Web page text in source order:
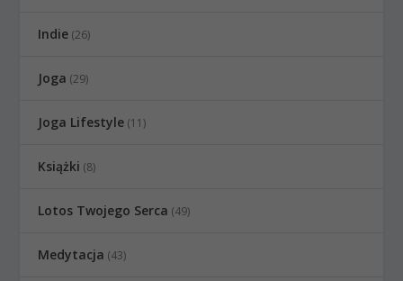
Indie (26)
Joga (29)
Joga Lifestyle (11)
Książki (8)
Lotos Twojego Serca (49)
Medytacja (43)